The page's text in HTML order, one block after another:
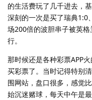
的生活费玩了几千进去，
深刻的一次是买了瑞典1:0
场200倍的波胆串子被英
行。
那时候还是各种彩票APP
买彩票了。当时记得特别
围网站，盘口很多，感觉
始沉迷赌球，每天中午是